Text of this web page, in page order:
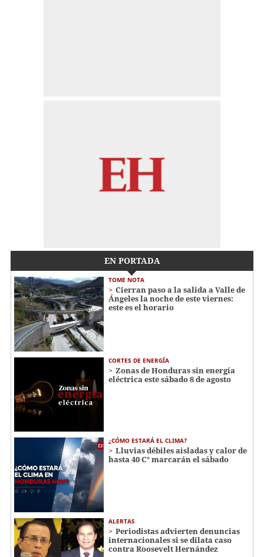
EN PORTADA
TOME NOTA
Cierran paso a la salida a Valle de
Ángeles la noche de este viernes:
este es el horario
CORTES DE ENERGÍA
Zonas de Honduras sin energía
eléctrica este sábado 8 de agosto
¿CÓMO ESTARÁ EL CLIMA?
Lluvias débiles aisladas y calor de
hasta 40 C° marcarán el sábado
ALERTAS
Periodistas advierten denuncias
internacionales si se dilata caso
contra Roosevelt Hernández